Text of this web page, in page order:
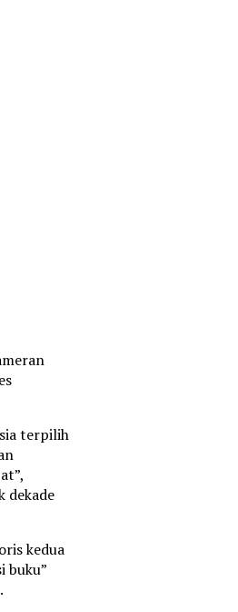
terpilih
dekade
kedua
buku”